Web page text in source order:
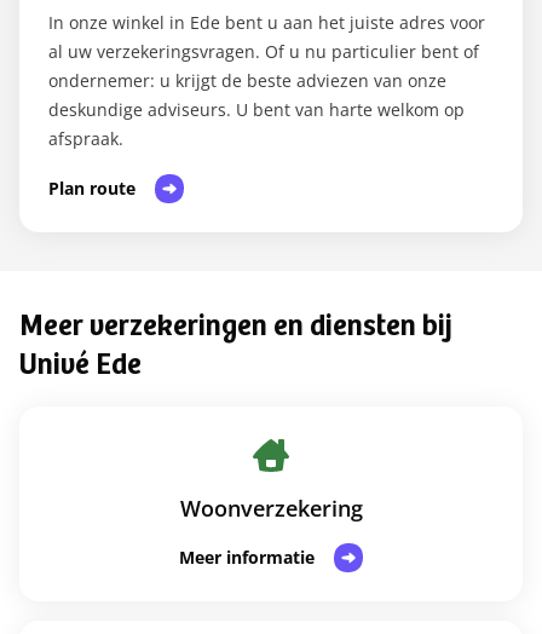
In onze winkel in Ede bent u aan het juiste adres voor
al uw verzekeringsvragen. Of u nu particulier bent of
ondernemer: u krijgt de beste adviezen van onze
deskundige adviseurs. U bent van harte welkom op
afspraak.​
Plan route
Meer verzekeringen en diensten bij
Univé Ede
Woonverzekering
Meer informatie